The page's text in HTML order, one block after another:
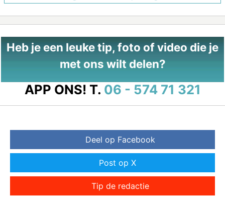
Heb je een leuke tip, foto of video die je
met ons wilt delen?
APP ONS! T. 06 - 574 71 321
Deel op Facebook
Post op X
Tip de redactie